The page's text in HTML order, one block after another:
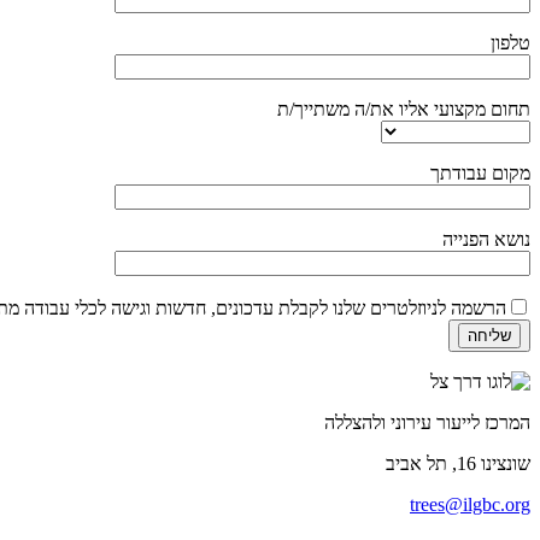
טלפון
תחום מקצועי אליו את/ה משתייך/ת
מקום עבודתך
נושא הפנייה
הרשמה לניוזלטרים שלנו לקבלת עדכונים, חדשות וגישה לכלי עבודה
המרכז לייעור עירוני ולהצללה
שונצינו 16, תל אביב
trees@ilgbc.org